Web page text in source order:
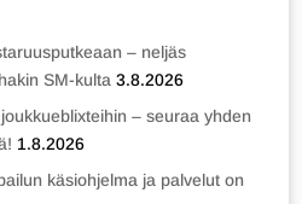
– neljäs
SM-kulta 3.8.2026
– seuraa yhden
1.8.2026
käsiohjelma ja palvelut on